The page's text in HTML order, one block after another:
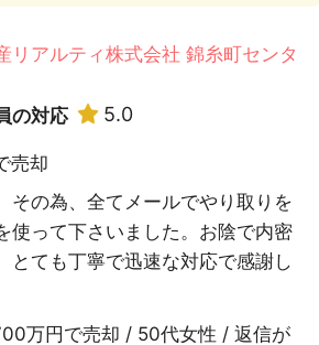
リアルティ株式会社 錦糸町センタ
の対応
5.0
売却
その為、全てメールでやり取りを
使って下さいました。お陰で内密
とても丁寧で迅速な対応で感謝し
万円で売却 / 50代女性 / 返信が